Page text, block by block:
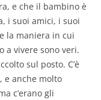
e che il bambino è
i suoi amici, i suoi
la maniera in cui
a vivere sono veri.
sul posto. C’è
e anche molto
c’erano gli